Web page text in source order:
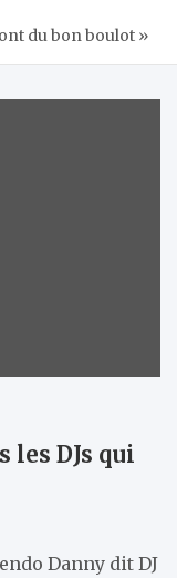
du bon boulot »
les DJs qui
Danny dit DJ